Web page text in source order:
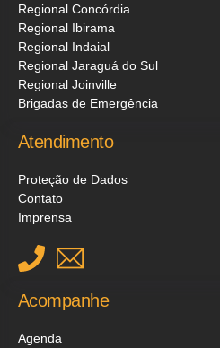
Regional Concórdia
Regional Ibirama
Regional Indaial
Regional Jaraguá do Sul
Regional Joinville
Brigadas de Emergência
Atendimento
Proteção de Dados
Contato
Imprensa
Acompanhe
Agenda